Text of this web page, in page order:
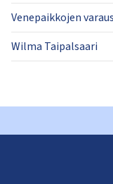
Venepaikkojen
Wilma Taipalsaari